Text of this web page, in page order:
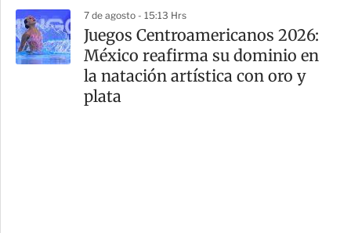
7 de agosto - 15:13 Hrs
Juegos Centroamericanos 2026:
México reafirma su dominio en
la natación artística con oro y
plata